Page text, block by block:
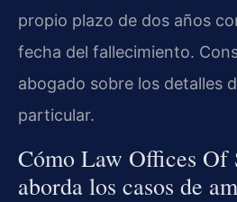
propio plazo de dos años
fecha del fallecimiento.
abogado sobre los detalles
particular.
Cómo Law Offices Of
aborda los casos de